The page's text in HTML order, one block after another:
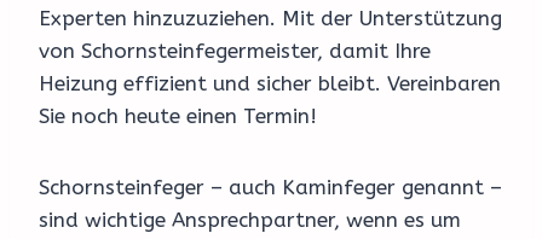
Experten hinzuzuziehen. Mit der Unterstützung
von Schornsteinfegermeister, damit Ihre
Heizung effizient und sicher bleibt. Vereinbaren
Sie noch heute einen Termin!
Schornsteinfeger – auch Kaminfeger genannt –
sind wichtige Ansprechpartner, wenn es um